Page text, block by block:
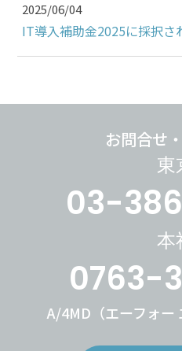
2025/06/04
IT導入補助金2025に採択さ
お問合せ
東
03-
本
0763-
A/4MD（エーフォー